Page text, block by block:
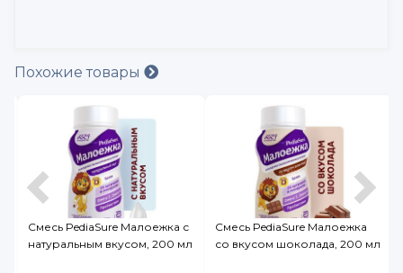
Похожие товары
Смесь PediaSure Малоежка с
натуральным вкусом, 200 мл
Смесь PediaSure Малоежка
со вкусом шоколада, 200 мл